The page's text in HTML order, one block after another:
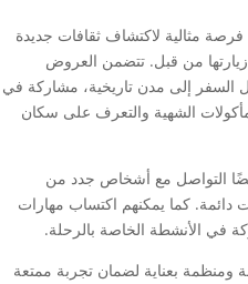
فرصة مثالية لاكتشاف ثقافات جديدة
من قبل. تتضمن العروض
السفر إلى مدن تاريخية، مشاركة في
الشهية والتعرف على سكان
التواصل مع أشخاص جدد من
دائمة. كما يمكنهم اكتساب مهارات
في الأنشطة الخاصة بالرحلة.
بعناية لضمان تجربة ممتعة